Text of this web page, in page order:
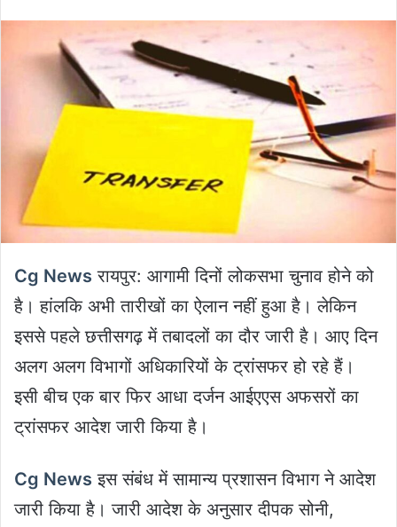
email
Cg News रायपुर: आगामी दिनों लोकसभा चुनाव होने को
है। हांलकि अभी तारीखों का ऐलान नहीं हुआ है। लेकिन
इससे पहले छत्तीसगढ़ में तबादलों का दौर जारी है। आए दिन
अलग अलग विभागों अधिकारियों के ट्रांसफर हो रहे हैं।
इसी बीच एक बार फिर आधा दर्जन आईएएस अफसरों का
ट्रांसफर आदेश जारी किया है।
Cg News इस संबंध में सामान्य प्रशासन विभाग ने आदेश
जारी किया है। जारी आदेश के अनुसार दीपक सोनी,